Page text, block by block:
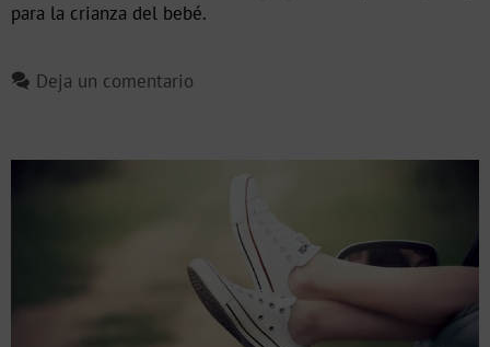
para la crianza del bebé.
Deja un comentario